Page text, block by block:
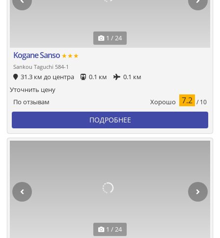
1 / 24
Kogane Sanso ★★★
Sankou Taguchi 584-1
31.3 км до центра 0.1 км 0.1 км
По отзывам Хорошо 7.2 / 10
Уточнить цену
ПОДРОБНЕЕ
1 / 24